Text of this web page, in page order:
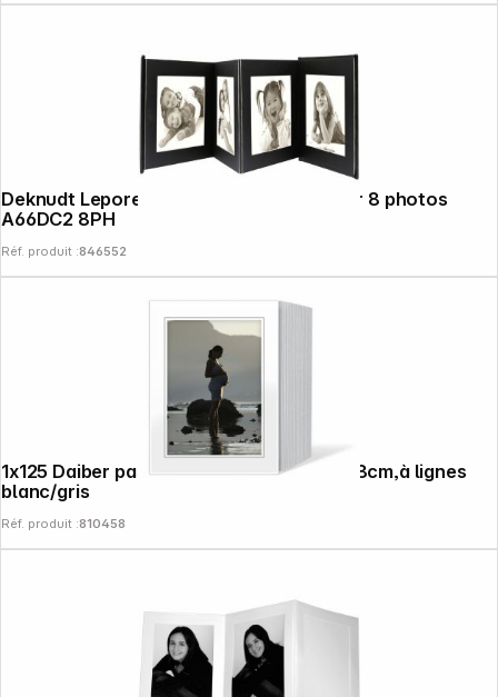
Deknudt Leporello noir 8x10x15 simili cuir 8 photos
A66DC2 8PH
Réf. produit :846552
1x125 Daiber passe-partout sans fin 13x18cm,à lignes
blanc/gris
Réf. produit :810458